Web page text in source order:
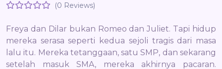
(0 Reviews)
Freya dan Dilar bukan Romeo dan Juliet. Tapi hidup
mereka serasa seperti kedua sejoli tragis dari masa
lalu itu. Mereka tetanggaan, satu SMP, dan sekarang
setelah masuk SMA, mereka akhirnya pacaran.